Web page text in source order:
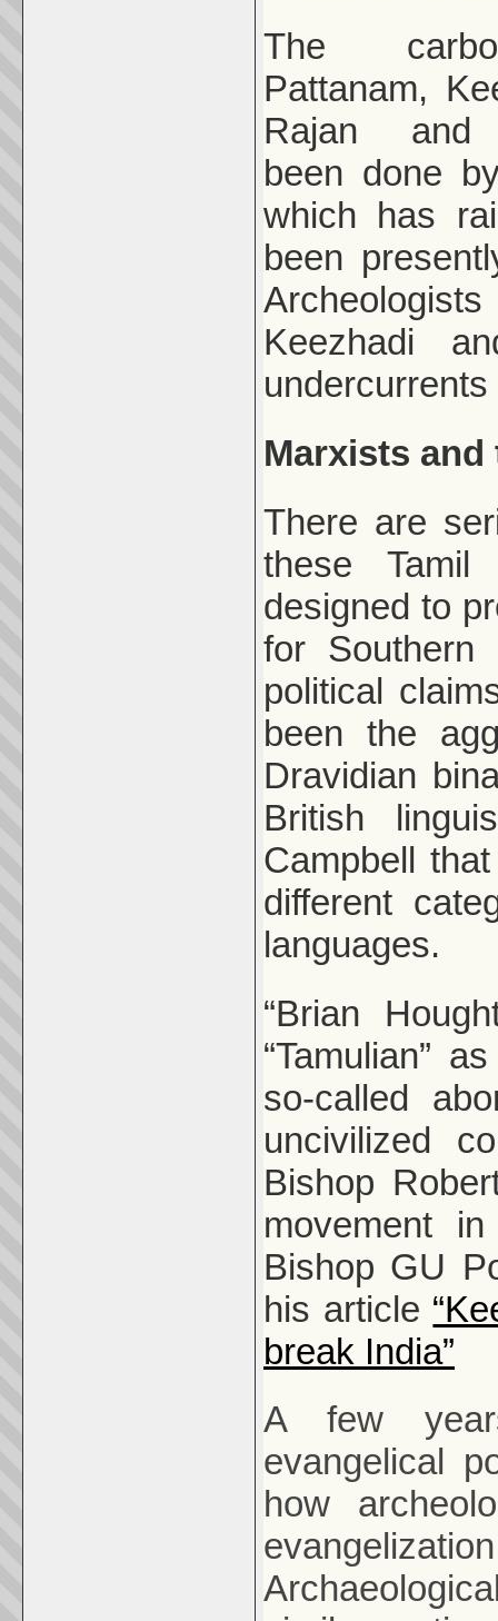
The
Pattanam,
Rajan and
been done
which has
been
Keezhadi
Marxists
There are
these
designed to
for
political
been the
Dravidian
British
Campbell
different
languages.
“Brian
“Tamulian”
so-called
uncivilized
Bishop
movement
Bishop GU
his article
break India”
A few
evangelical
how